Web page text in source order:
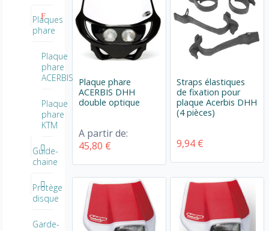
Plaque phare
ACERBIS DHH
double optique
A partir de:
45,80 €
Straps élastiques
de fixation pour
plaque Acerbis DHH
(4 pièces)
9,94 €
Plaques
phare
Plaque
phare
ACERBIS
Plaque
phare
KTM
Guide-
chaine
Protège
disque
Garde-